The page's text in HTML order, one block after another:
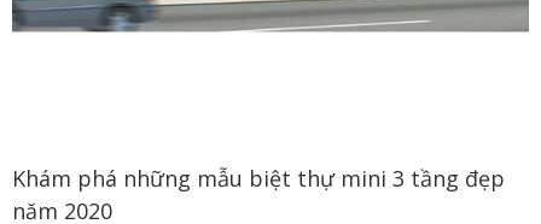
Khám phá những mẫu biệt thự mini 3 tầng đẹp
năm 2020